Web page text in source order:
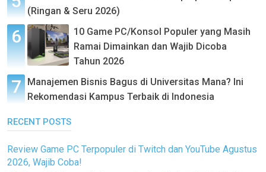
(Ringan & Seru 2026)
10 Game PC/Konsol Populer yang Masih
Ramai Dimainkan dan Wajib Dicoba
Tahun 2026
Manajemen Bisnis Bagus di Universitas Mana? Ini
Rekomendasi Kampus Terbaik di Indonesia
RECENT POSTS
Review Game PC Terpopuler di Twitch dan YouTube Agustus
2026, Wajib Coba!